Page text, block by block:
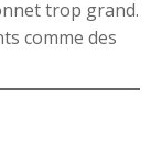
trop grand.
comme des